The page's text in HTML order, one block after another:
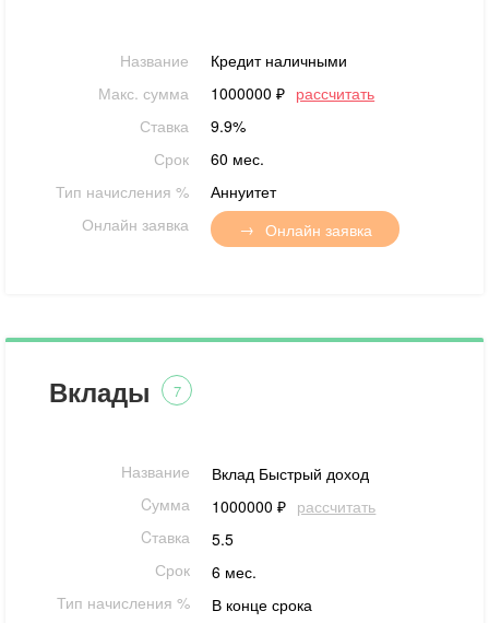
Название
Кредит наличными
Макс. сумма
1000000 ₽ рассчитать
Ставка
9.9%
Срок
60 мес.
Тип начисления %
Аннуитет
Онлайн заявка
Онлайн заявка
Вклады 7
Название
Вклад Быстрый доход
Cумма
1000000 ₽ рассчитать
Cтавка
5.5
Срок
6 мес.
Тип начисления %
В конце срока